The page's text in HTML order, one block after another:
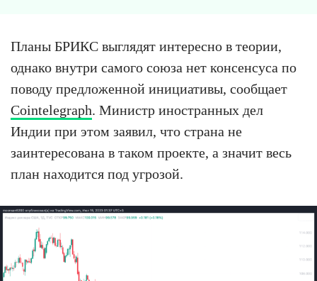
Планы БРИКС выглядят интересно в теории,
однако внутри самого союза нет консенсуса по
поводу предложенной инициативы, сообщает
Cointelegraph. Министр иностранных дел
Индии при этом заявил, что страна не
заинтересована в таком проекте, а значит весь
план находится под угрозой.